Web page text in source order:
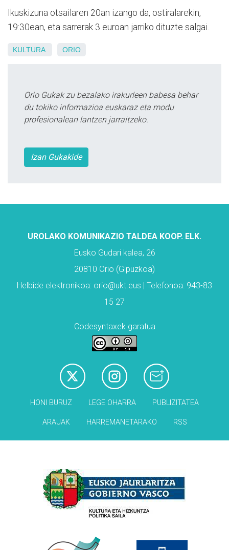
Ikuskizuna otsailaren 20an izango da, ostiralarekin,
19:30ean, eta sarrerak 3 euroan jarriko dituzte salgai.
KULTURA ORIO
Orio Gukak zu bezalako irakurleen babesa behar
du tokiko informazioa euskaraz eta modu
profesionalean lantzen jarraitzeko.
Izan Gukakide
UROLAKO KOMUNIKAZIO TALDEA KOOP. ELK.
Eusko Gudari kalea, 26
20810 Orio (Gipuzkoa)
Helbide elektronikoa: orio@ukt.eus | Telefonoa: 943-83
15 27
Codesyntaxek garatua
HONI BURUZ LEGE OHARRA PUBLIZITATEA
ARAUAK HARREMANETARAKO RSS